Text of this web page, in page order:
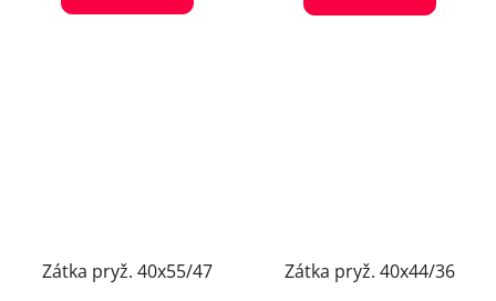
Zátka pryž. 40x55/47 Zátka pryž. 40x44/36